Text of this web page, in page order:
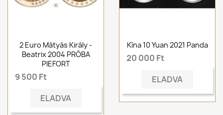
2 Euro Mátyás Király -
Beatrix 2004 PRÓBA
PIEFORT
9 500 Ft
ELADVA
Kína 10 Yuan 2021 Panda
20 000 Ft
ELADVA